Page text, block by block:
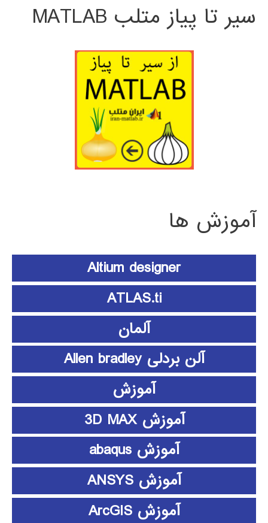
سیر تا پیاز متلب MATLAB
آموزش ها
Altium designer
ATLAS.ti
آلمان
آلن بردلی Allen bradley
آموزش
آموزش 3D MAX
آموزش abaqus
آموزش ANSYS
آموزش ArcGIS